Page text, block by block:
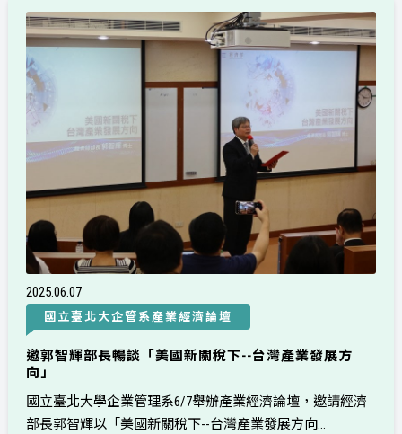
202506 07
國立臺北大企管系產業經濟論壇
邀郭智輝部長暢談「美國新關稅下--台灣產業發展方
向」
國立臺北大學企業管理系6/7舉辦產業經濟論壇，邀請經濟
部長郭智輝以「美國新關稅下--台灣產業發展方向...